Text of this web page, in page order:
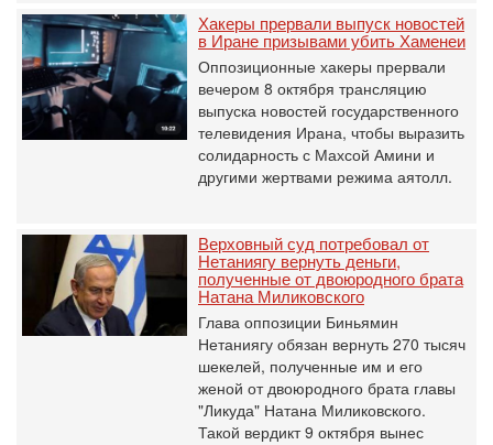
Хакеры прервали выпуск новостей
в Иране призывами убить Хаменеи
Оппозиционные хакеры прервали
вечером 8 октября трансляцию
выпуска новостей государственного
телевидения Ирана, чтобы выразить
солидарность с Махсой Амини и
другими жертвами режима аятолл.
Верховный суд потребовал от
Нетаниягу вернуть деньги,
полученные от двоюродного брата
Натана Миликовского
Глава оппозиции Биньямин
Нетаниягу обязан вернуть 270 тысяч
шекелей, полученные им и его
женой от двоюродного брата главы
"Ликуда" Натана Миликовского.
Такой вердикт 9 октября вынес